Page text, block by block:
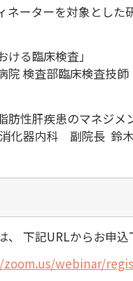
ネーターを対象とした
ける臨床検査」
院 検査部臨床検査技
肪性肝疾患のマネジメ
化器内科 副院長 鈴
、 下記URLからお申
webinar/